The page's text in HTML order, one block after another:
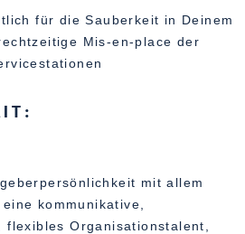
für die Sauberkeit in Deinem
Mis-en-place der
mit allem
kommunikative,
flexibles Organisationstalent,